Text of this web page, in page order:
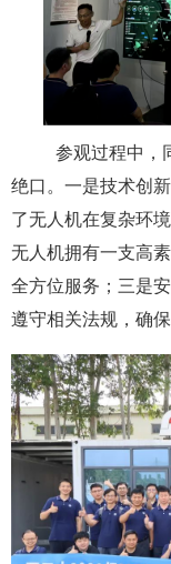
参观过程中，
绝口。一是技术创
了无人机在复杂环
无人机拥有一支高
全方位服务；三是
遵守相关法规，确保